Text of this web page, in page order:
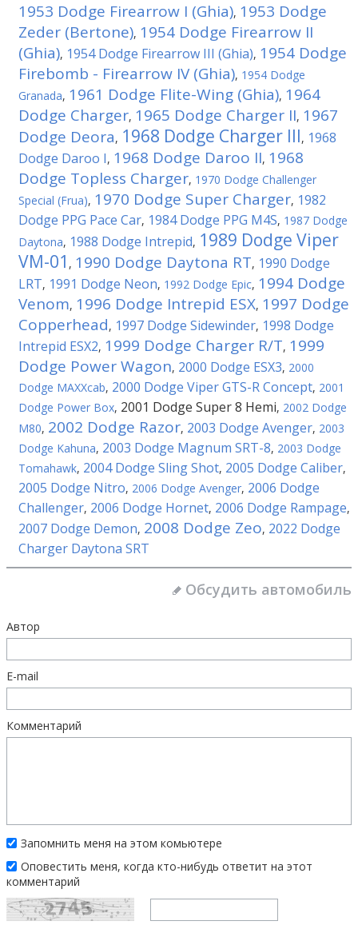
1953 Dodge Firearrow I (Ghia), 1953 Dodge
Zeder (Bertone), 1954 Dodge Firearrow II
(Ghia), 1954 Dodge Firearrow III (Ghia), 1954 Dodge
Firebomb - Firearrow IV (Ghia), 1954 Dodge
Granada, 1961 Dodge Flite-Wing (Ghia), 1964
Dodge Charger, 1965 Dodge Charger II, 1967
Dodge Deora, 1968 Dodge Charger III, 1968
Dodge Daroo I, 1968 Dodge Daroo II, 1968
Dodge Topless Charger, 1970 Dodge Challenger
Special (Frua), 1970 Dodge Super Charger, 1982
Dodge PPG Pace Car, 1984 Dodge PPG M4S, 1987 Dodge
Daytona, 1988 Dodge Intrepid, 1989 Dodge Viper
VM-01 , 1990 Dodge Daytona RT, 1990 Dodge
LRT, 1991 Dodge Neon, 1992 Dodge Epic, 1994 Dodge
Venom, 1996 Dodge Intrepid ESX, 1997 Dodge
Copperhead, 1997 Dodge Sidewinder, 1998 Dodge
Intrepid ESX2, 1999 Dodge Charger R/T, 1999
Dodge Power Wagon, 2000 Dodge ESX3, 2000
Dodge MAXXcab, 2000 Dodge Viper GTS-R Concept, 2001
Dodge Power Box, 2001 Dodge Super 8 Hemi, 2002 Dodge
M80, 2002 Dodge Razor, 2003 Dodge Avenger, 2003
Dodge Kahuna, 2003 Dodge Magnum SRT-8, 2003 Dodge
Tomahawk, 2004 Dodge Sling Shot, 2005 Dodge Caliber,
2005 Dodge Nitro, 2006 Dodge Avenger, 2006 Dodge
Challenger, 2006 Dodge Hornet, 2006 Dodge Rampage,
2007 Dodge Demon, 2008 Dodge Zeo, 2022 Dodge
Charger Daytona SRT
Обсудить автомобиль
Автор
E-mail
Комментарий
Запомнить меня на этом комьютере
Оповестить меня, когда кто-нибудь ответит на этот
комментарий